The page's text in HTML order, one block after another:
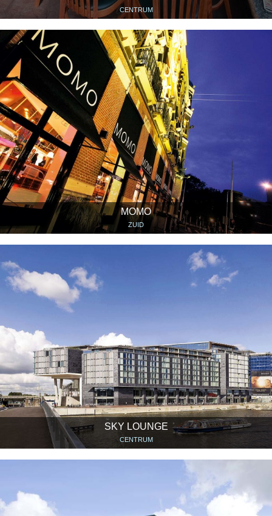
CENTRUM
MOMO
ZUID
SKY LOUNGE
CENTRUM